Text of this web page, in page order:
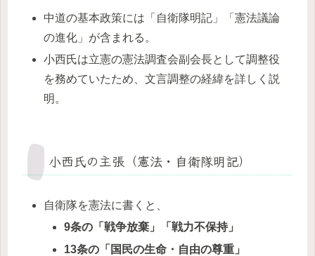
中道の基本政策には「自衛隊明記」「憲法議論
の進化」が含まれる。
小西氏は立憲の憲法調査会副会長として調整役
を務めていたため、文言調整の経緯を詳しく説
明。
小西氏の主張（憲法・自衛隊明記）
自衛隊を憲法に書くと、
9条の「戦争放棄」「戦力不保持」
13条の「国民の生命・自由の尊重」